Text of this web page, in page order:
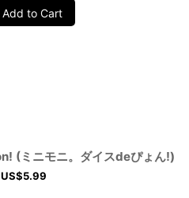
Add to Cart
(ミニモニ。ダイスdeぴょん!)
US$5.99